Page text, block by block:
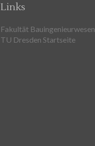
Links
Fakultät Bauingenieurwesen
TU Dresden Startseite